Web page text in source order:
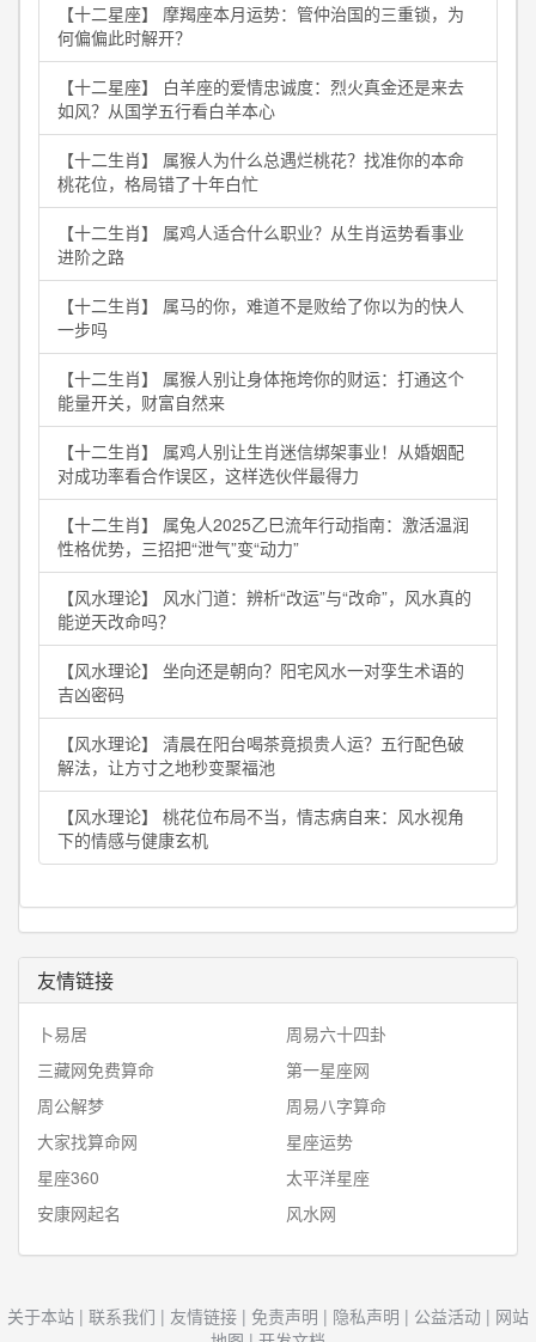
【十二星座】 摩羯座本月运势：管仲治国的三重锁，为
何偏偏此时解开？
【十二星座】 白羊座的爱情忠诚度：烈火真金还是来去
如风？从国学五行看白羊本心
【十二生肖】 属猴人为什么总遇烂桃花？找准你的本命
桃花位，格局错了十年白忙
【十二生肖】 属鸡人适合什么职业？从生肖运势看事业
进阶之路
【十二生肖】 属马的你，难道不是败给了你以为的快人
一步吗
【十二生肖】 属猴人别让身体拖垮你的财运：打通这个
能量开关，财富自然来
【十二生肖】 属鸡人别让生肖迷信绑架事业！从婚姻配
对成功率看合作误区，这样选伙伴最得力
【十二生肖】 属兔人2025乙巳流年行动指南：激活温润
性格优势，三招把“泄气”变“动力”
【风水理论】 风水门道：辨析“改运”与“改命”，风水真的
能逆天改命吗？
【风水理论】 坐向还是朝向？阳宅风水一对孪生术语的
吉凶密码
【风水理论】 清晨在阳台喝茶竟损贵人运？五行配色破
解法，让方寸之地秒变聚福池
【风水理论】 桃花位布局不当，情志病自来：风水视角
下的情感与健康玄机
友情链接
卜易居
周易六十四卦
三藏网免费算命
第一星座网
周公解梦
周易八字算命
大家找算命网
星座运势
星座360
太平洋星座
安康网起名
风水网
关于本站 | 联系我们 | 友情链接 | 免责声明 | 隐私声明 | 公益活动 | 网站